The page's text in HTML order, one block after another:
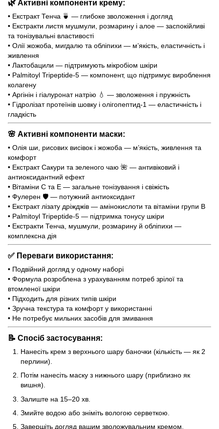
🌿 Активні компоненти крему:
• Екстракт Тенча 🍵 — глибоке зволоження і догляд
• Екстракти листя мушмули, розмарину і алое — заспокійливі
та тонізувальні властивості
• Олії жожоба, мигдалю та обліпихи — м’якість, еластичність і
живлення
• Лактобацили — підтримують мікробіом шкіри
• Palmitoyl Tripeptide-5 — компонент, що підтримує вироблення
колагену
• Аргінін і гіалуронат натрію 💧 — зволоження і пружність
• Гідролізат протеїнів шовку і олігопептид-1 — еластичність і
гладкість
🌸 Активні компоненти маски:
• Олія ши, рисових висівок і жожоба — м’якість, живлення та
комфорт
• Екстракт Сакури та зеленого чаю 🌺 — антивіковий і
антиоксидантний ефект
• Вітаміни С та Е — загальне тонізування і свіжість
• Фулерен 🛡 — потужний антиоксидант
• Екстракт лізату дріжджів — амінокислоти та вітаміни групи B
• Palmitoyl Tripeptide-5 — підтримка тонусу шкіри
• Екстракти Тенча, мушмули, розмарину й обліпихи —
комплексна дія
✅ Переваги використання:
• Подвійний догляд у одному наборі
• Формула розроблена з урахуванням потреб зрілої та
втомленої шкіри
• Підходить для різних типів шкіри
• Зручна текстура та комфорт у використанні
• Не потребує мильних засобів для змивання
📝 Спосіб застосування:
Нанесіть крем з верхнього шару баночки (кількість — як 2
перлини).
Потім нанесіть маску з нижнього шару (приблизно як
вишня).
Залиште на 15–20 хв.
Змийте водою або зніміть вологою серветкою.
Завершіть догляд вашим зволожувальним кремом.